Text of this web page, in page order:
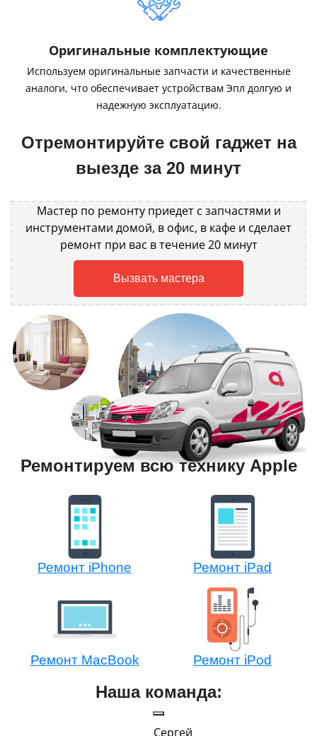
Оригинальные комплектующие
Используем оригинальные запчасти и качественные
аналоги, что обеспечивает устройствам Эпл долгую и
надежную эксплуатацию.
Отремонтируйте свой гаджет на
выезде за 20 минут
Мастер по ремонту приедет с запчастями и
инструментами домой, в офис, в кафе и сделает
ремонт при вас в течение 20 минут
Вызвать мастера
Ремонтируем всю технику Apple
Ремонт iPhone Ремонт iPad
Ремонт MacBook Ремонт iPod
Наша команда:
Сергей